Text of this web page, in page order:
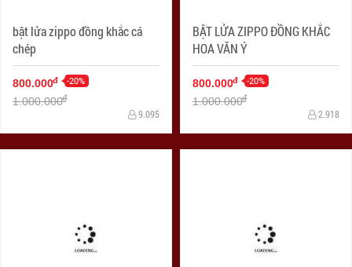
bật lửa zippo đồng khắc cá
chép
800.000đ -20%
1.000.000đ
9.095
BẬT LỬA ZIPPO ĐỒNG KHẮC
HOA VĂN Ý
800.000đ -20%
1.000.000đ
2.918